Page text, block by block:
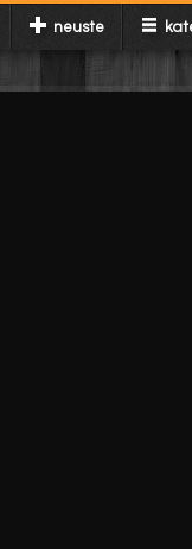
neuste